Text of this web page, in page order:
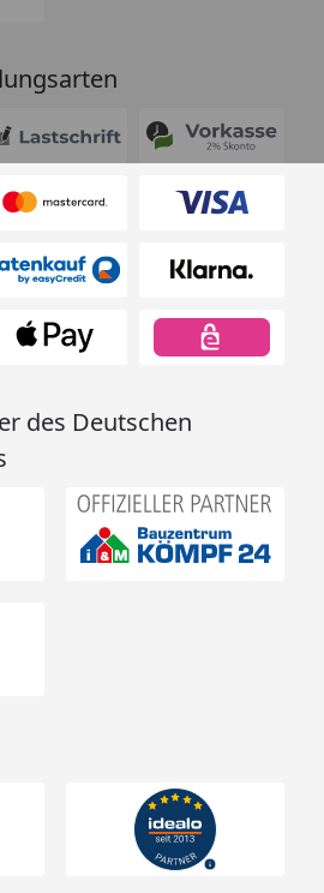
des Deutschen